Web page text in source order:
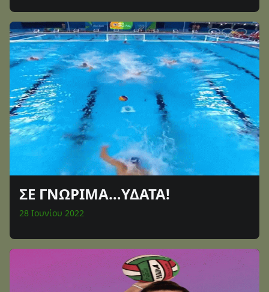
ΣΕ ΓΝΩΡΙΜΑ…ΥΔΑΤΑ!
28 Ιουνίου 2022